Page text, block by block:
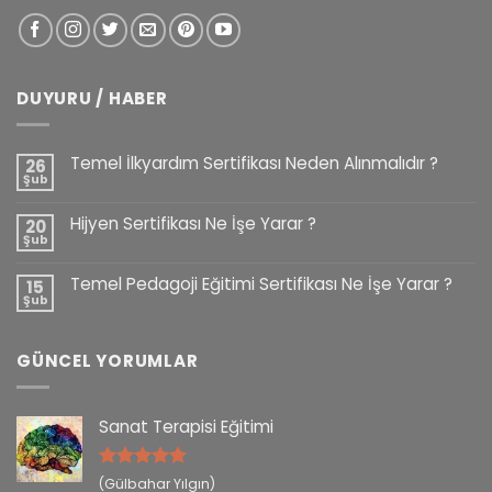
DUYURU / HABER
26
Şub
Temel İlkyardım Sertifikası Neden Alınmalıdır ?
20
Şub
Hijyen Sertifikası Ne İşe Yarar ?
15
Şub
Temel Pedagoji Eğitimi Sertifikası Ne İşe Yarar ?
GÜNCEL YORUMLAR
Sanat Terapisi Eğitimi
5 üzerinden
(Gülbahar Yılgın)